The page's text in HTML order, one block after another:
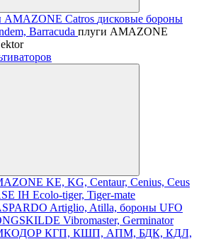
AMAZONE Catros дисковые бороны
Barracuda плуги AMAZONE
KE, KG, Centaur, Cenius, Ceus
IH Ecolo-tiger, Tiger-mate
Artiglio, Atilla, бороны UFO
Vibromaster, Germinator
КГП, КШП, АПМ, БДК, КДЛ,